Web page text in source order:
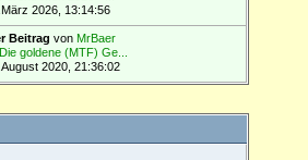
2026, 13:14:56
Beitrag von MrBaer
goldene (MTF) Ge...
2020, 21:36:02